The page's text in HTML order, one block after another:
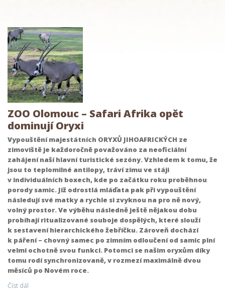
ZOO Olomouc – Safari Afrika opět
dominují Oryxi
Vypouštění majestátních ORYXŮ JIHOAFRICKÝCH ze
zimoviště je každoročně považováno za neoficiální
zahájení naší hlavní turistické sezóny. Vzhledem k tomu, že
jsou to teplomilné antilopy, tráví zimu ve stáji
v individuálních boxech, kde po začátku roku proběhnou
porody samic. Již odrostlá mláďata pak při vypouštění
následují své matky a rychle si zvyknou na pro ně nový,
volný prostor. Ve výběhu následně ještě nějakou dobu
probíhají ritualizované souboje dospělých, které slouží
k sestavení hierarchického žebříčku. Zároveň dochází
k páření – chovný samec po zimním odloučení od samic plní
velmi ochotně svou funkci. Potomci se našim oryxům díky
tomu rodí synchronizovaně, v rozmezí maximálně dvou
měsíců po Novém roce.
Číst dál